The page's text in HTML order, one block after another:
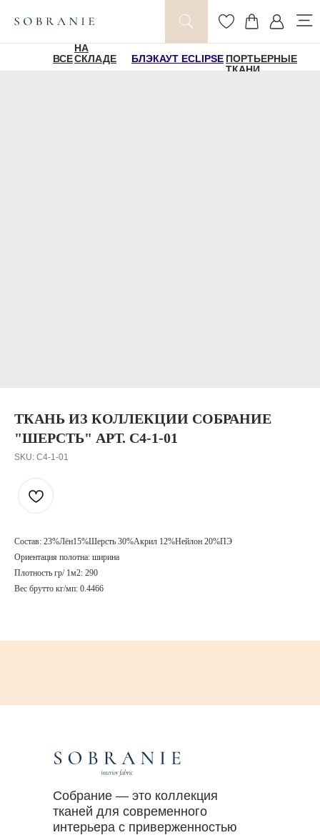
ВСЕ
НА
СКЛАДЕ
БЛЭКАУТ ECLIPSE ПОРТЬЕРНЫЕ
ТКАНИ
ТКАНЬ ИЗ КОЛЛЕКЦИИ СОБРАНИЕ
"ШЕРСТЬ" АРТ. C4-1-01
SKU: C4-1-01
Состав: 23%Лён15%Шерсть 30%Акрил 12%Нейлон 20%ПЭ
Ориентация полотна: ширина
Плотность гр/ 1м2: 290
Вес брутто кг/мп: 0.4466
Собрание — это коллекция
тканей для современного
интерьера с приверженностью